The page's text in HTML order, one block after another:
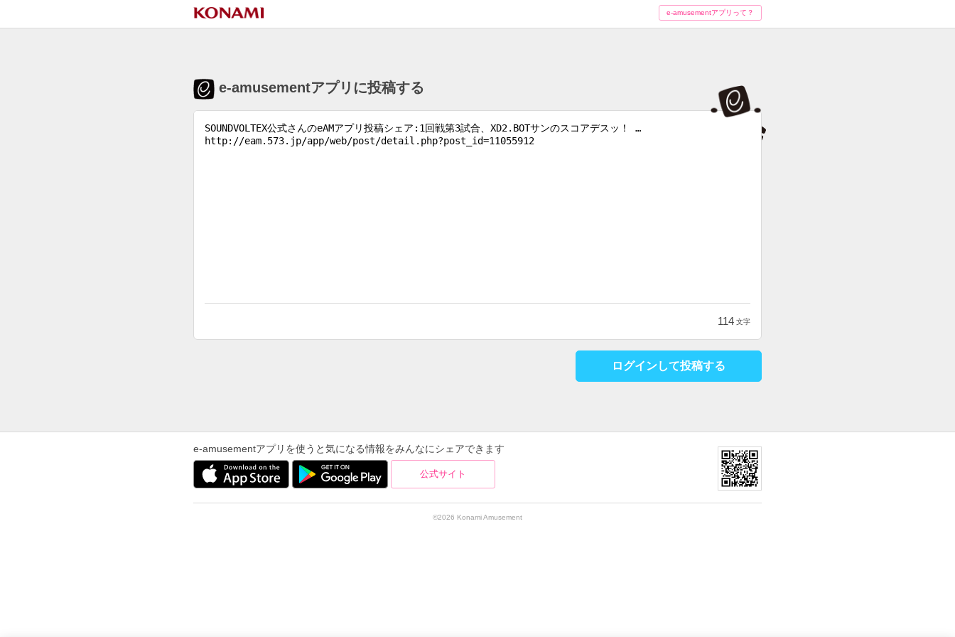
e-amusementアプリって？
e-amusementアプリに投稿する
114 文字
ログインして投稿する
e-amusementアプリを使うと気になる情報をみんなにシェアできます
公式サイト
©2026 Konami Amusement